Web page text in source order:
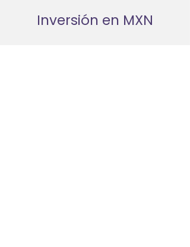
Inversión en MXN